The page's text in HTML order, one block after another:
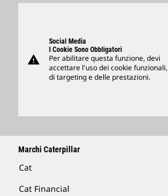
Support
Merchandising
Trova Un Dealer
warning
Social Media
I Cookie Sono Obbligatori
Per abilitare questa funzione, devi
accettare l'uso dei cookie funzionali,
di targeting e delle prestazioni.
Marchi Caterpillar
Cat
Cat Financial